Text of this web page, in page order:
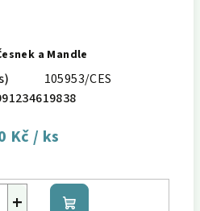
a Mandle
105953/CES
Kč/ ks
+